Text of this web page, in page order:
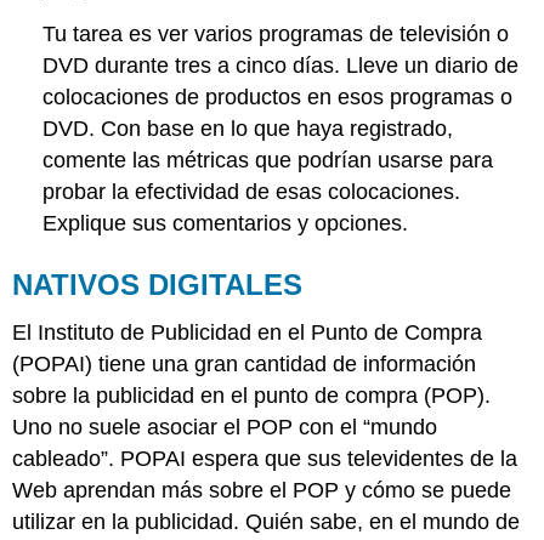
Tu tarea es ver varios programas de televisión o
DVD durante tres a cinco días. Lleve un diario de
colocaciones de productos en esos programas o
DVD. Con base en lo que haya registrado,
comente las métricas que podrían usarse para
probar la efectividad de esas colocaciones.
Explique sus comentarios y opciones.
NATIVOS DIGITALES
El Instituto de Publicidad en el Punto de Compra
(POPAI) tiene una gran cantidad de información
sobre la publicidad en el punto de compra (POP).
Uno no suele asociar el POP con el “mundo
cableado”. POPAI espera que sus televidentes de la
Web aprendan más sobre el POP y cómo se puede
utilizar en la publicidad. Quién sabe, en el mundo de